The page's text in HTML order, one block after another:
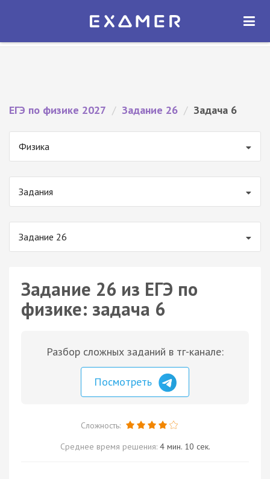
Экзамер — ЕГЭ 2027
ОТКРЫТЬ
ЕГЭ по физике 2027 / Задание 26 / Задача 6
Физика
Задания
Задание 26
Задание 26 из ЕГЭ по
физике: задача 6
Разбор сложных заданий в тг-канале:
Посмотреть
Сложность:
Среднее время решения: 4 мин. 10 сек.